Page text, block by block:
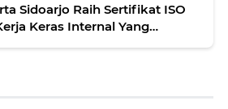
Sidoarjo Raih Sertifikat ISO
Keras Internal Yang